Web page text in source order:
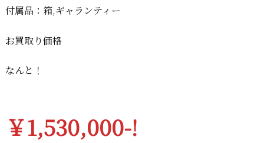
付属品：箱,ギャランティー
お買取り価格
なんと！
￥1,530,000-!